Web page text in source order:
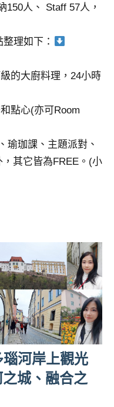
150人、 Staff 57人，
理如下：
的大廚料理，24小時
點心(亦可Room
瑜珈課、主題派對、
其它皆為FREE。(小
河岸上觀光
城、融合之